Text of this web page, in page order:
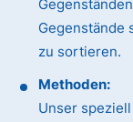
Gegenstände
zu sortieren.
Methoden:
Unser